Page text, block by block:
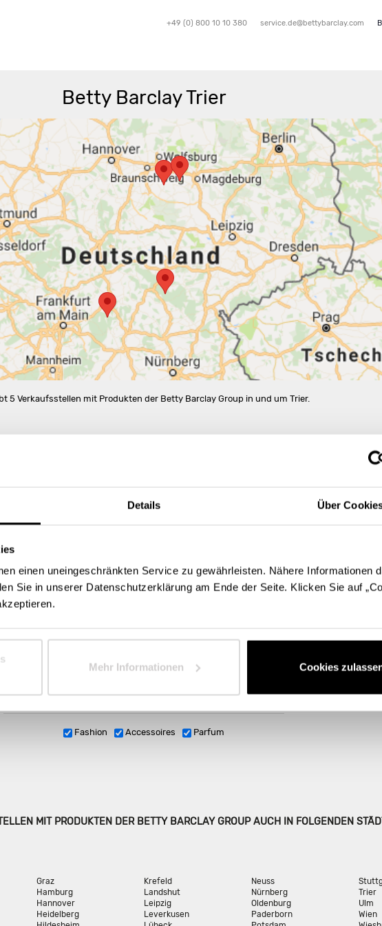
Details Über
einen uneingeschränkten Service zu gewährleisten. Nähere Informationen
Sie in unserer Datenschutzerklärung am Ende der Seite. Klicken Sie auf
Mehr Informationen Cookies
+49 (0) 800 10 10 380 service.de@bettybarclay.com
Betty Barclay Trier
Route berechnen
5 Verkaufsstellen mit Produkten der Betty Barclay Group in und um Trier.
54290 Trier
GMBH&CO.KG
54290 Trier
Fashion Accessoires Parfum
MIT PRODUKTEN DER BETTY BARCLAY GROUP AUCH IN FOLGENDEN
Graz
Hamburg
Hannover
Heidelberg
Krefeld
Landshut
Leipzig
Leverkusen
Neuss
Nürnberg
Oldenburg
Paderborn
Trier
Ulm
Wien